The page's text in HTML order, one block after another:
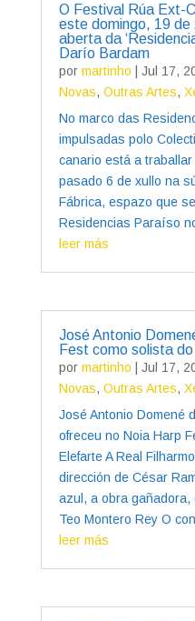
O Festival Rúa Ext-
este domingo, 19 de
aberta da
Darío Bardam
por martinho Jul 17,
Novas, Outras Artes,
No marco das
impulsadas polo
canario está a
pasado 6 de xullo na
Fábrica, espazo que
Residencias Paraíso
leer más
José Antonio
Fest como solista
por martinho Jul 17,
Novas, Outras Artes,
José Antonio Domené
ofreceu no Noia Harp
Elefarte A Real
dirección de César
azul, a obra gañadora,
Teo Montero Rey O
leer más